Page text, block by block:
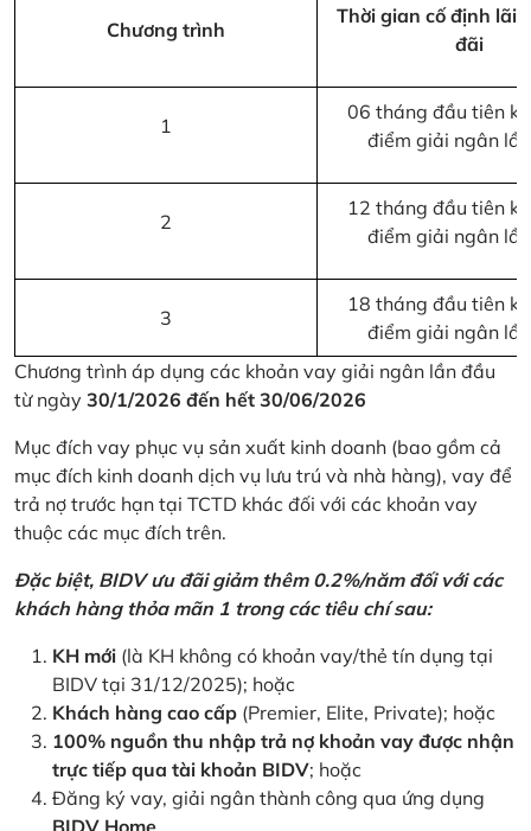
Chương trình
Thời gian cố định lãi
đãi
1
06 tháng đầu tiên
điểm giải ngân
2
12 tháng đầu tiên
điểm giải ngân
3
18 tháng đầu tiên
điểm giải ngân
Chương trình áp dụng các khoản vay giải ngân lần đầu
từ ngày 30/1/2026 đến hết 30/06/2026
Mục đích vay phục vụ sản xuất kinh doanh (bao gồm cả
mục đích kinh doanh dịch vụ lưu trú và nhà hàng), vay để
trả nợ trước hạn tại TCTD khác đối với các khoản vay
thuộc các mục đích trên.
Đặc biệt, BIDV ưu đãi giảm thêm 0.2%/năm đối với các
khách hàng thỏa mãn 1 trong các tiêu chí sau:
KH mới (là KH không có khoản vay/thẻ tín dụng tại
BIDV tại 31/12/2025); hoặc
Khách hàng cao cấp (Premier, Elite, Private); hoặc
100% nguồn thu nhập trả nợ khoản vay được nhận
trực tiếp qua tài khoản BIDV; hoặc
Đăng ký vay, giải ngân thành công qua ứng dụng
BIDV Home